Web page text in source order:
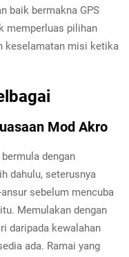
baik bermakna GPS
memperluas pilihan
keselamatan misi ketika
Mod Akro
dengan
dahulu, seterusnya
sebelum mencuba
Memulakan dengan
daripada kewalahan
ada. Ramai yang